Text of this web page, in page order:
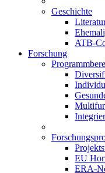
Geschichte
ATB-
Forschung
EU
ERA-